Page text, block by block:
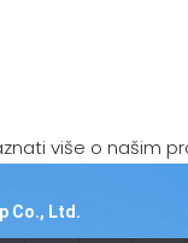
više o našim